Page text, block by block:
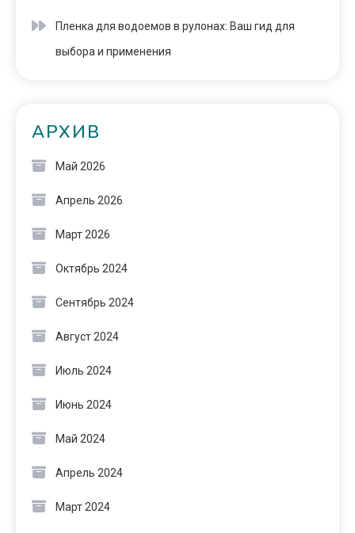
Пленка для водоемов в рулонах: Ваш гид для
выбора и применения
АРХИВ
Май 2026
Апрель 2026
Март 2026
Октябрь 2024
Сентябрь 2024
Август 2024
Июль 2024
Июнь 2024
Май 2024
Апрель 2024
Март 2024